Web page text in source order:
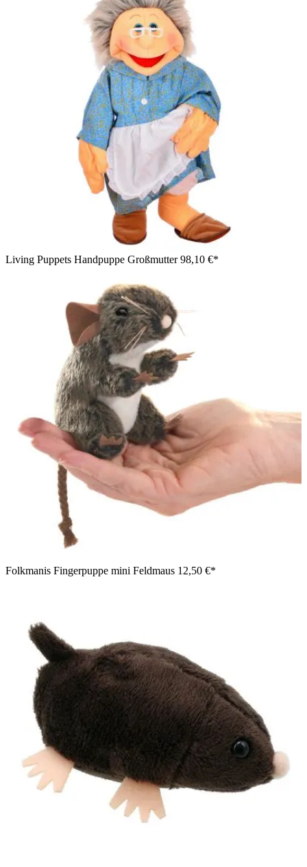
Living Puppets Handpuppe Großmutter98,10 €*
Folkmanis Fingerpuppe mini Feldmaus 12,50 €*